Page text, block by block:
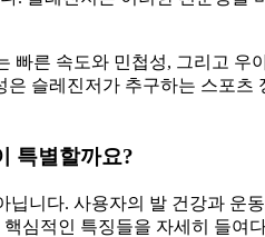
빠른 속도와 민첩성, 그리고
슬레진저가 추구하는 스포
특별할까요?
닙니다. 사용자의 발 건강과
심적인 특징들을 자세히 들여